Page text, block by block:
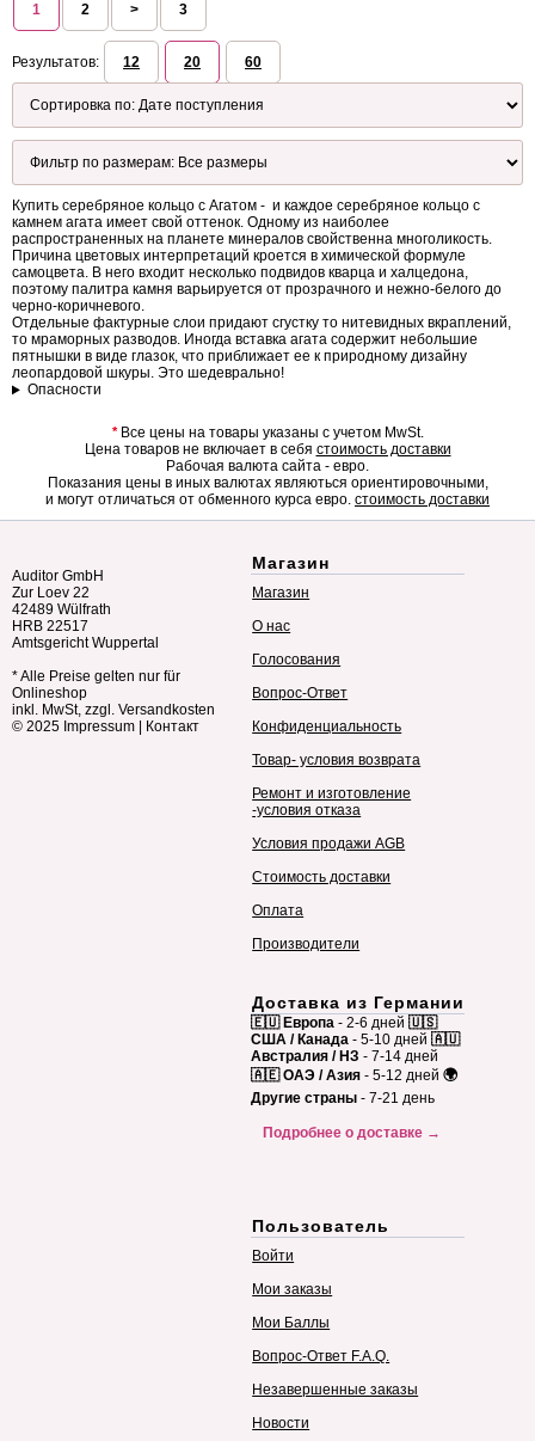
1 2 > 3
Результатов: 12 20 60
Купить серебряное кольцо с Агатом - и каждое серебряное кольцо с
камнем агата имеет свой оттенок. Одному из наиболее
распространенных на планете минералов свойственна многоликость.
Причина цветовых интерпретаций кроется в химической формуле
самоцвета. В него входит несколько подвидов кварца и халцедона,
поэтому палитра камня варьируется от прозрачного и нежно-белого до
черно-коричневого.
Отдельные фактурные слои придают сгустку то нитевидных вкраплений,
то мраморных разводов. Иногда вставка агата содержит небольшие
пятнышки в виде глазок, что приближает ее к природному дизайну
леопардовой шкуры. Это шедеврально!
Опасности
*Все цены на товары указаны с учетом MwSt.
Цена товаров не включает в себя стоимость доставки
Рабочая валюта сайта - евро.
Показания цены в иных валютах являються ориентировочными,
и могут отличаться от обменного курса евро. стоимость доставки
Auditor GmbH
Zur Loev 22
42489 Wülfrath
HRB 22517
Amtsgericht Wuppertal
* Alle Preise gelten nur für
Onlineshop
inkl. MwSt, zzgl. Versandkosten
© 2025 Impressum Контакт
Магазин
Магазин
О нас
Голосования
Вопрос-Ответ
Конфиденциальность
Товар- условия возврата
Ремонт и изготовление
-условия отказа
Условия продажи AGB
Стоимость доставки
Оплата
Производители
Доставка из Германии
🇪🇺 Европа - 2-6 дней 🇺🇸
США / Канада - 5-10 дней 🇦🇺
Австралия / НЗ - 7-14 дней
🇦🇪 ОАЭ / Азия - 5-12 дней 🌍
Другие страны - 7-21 день
Подробнее о доставке →
Пользователь
Войти
Мои заказы
Мои Баллы
Вопрос-Ответ F.A.Q.
Незавершенные заказы
Новости